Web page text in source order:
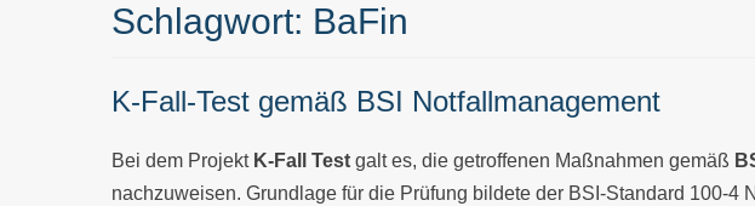
Schlagwort: BaFin
K-Fall-Test gemäß BSI Notfallmanagement
Bei dem Projekt K-Fall Test galt es, die getroffenen Maßnahmen gemäß
nachzuweisen. Grundlage für die Prüfung bildete der BSI-Standard 100-4